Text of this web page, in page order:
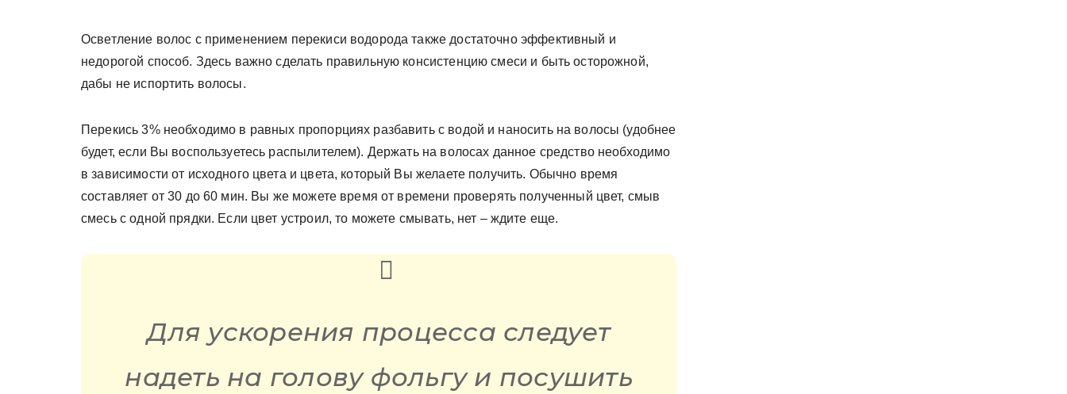
Осветление волос с применением перекиси водорода также достаточно эффективный и
недорогой способ. Здесь важно сделать правильную консистенцию смеси и быть осторожной,
дабы не испортить волосы.
Перекись 3% необходимо в равных пропорциях разбавить с водой и наносить на волосы (удобнее
будет, если Вы воспользуетесь распылителем). Держать на волосах данное средство необходимо
в зависимости от исходного цвета и цвета, который Вы желаете получить. Обычно время
составляет от 30 до 60 мин. Вы же можете время от времени проверять полученный цвет, смыв
смесь с одной прядки. Если цвет устроил, то можете смывать, нет – ждите еще.
Для ускорения процесса следует
надеть на голову фольгу и посушить